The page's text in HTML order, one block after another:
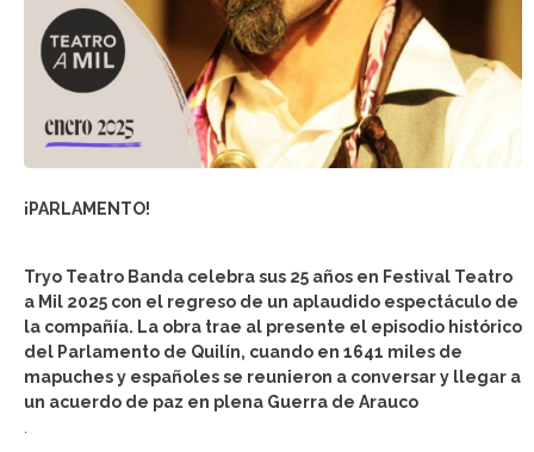
¡PARLAMENTO!
Tryo Teatro Banda celebra sus 25 años en Festival Teatro
a Mil 2025 con el regreso de un aplaudido espectáculo de
la compañía. La obra trae al presente el episodio histórico
del Parlamento de Quilín, cuando en 1641 miles de
mapuches y españoles se reunieron a conversar y llegar a
un acuerdo de paz en plena Guerra de Arauco